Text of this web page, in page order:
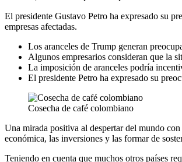
El presidente Gustavo Petro ha expresado su
empresas afectadas.
Los aranceles de Trump generan
Algunos empresarios consideran que la
La imposición de aranceles podría
El presidente Petro ha expresado su
Cosecha de café colombiano
Una mirada positiva al despertar del mundo
económica, las inversiones y las formar de
Teniendo en cuenta que muchos otros países